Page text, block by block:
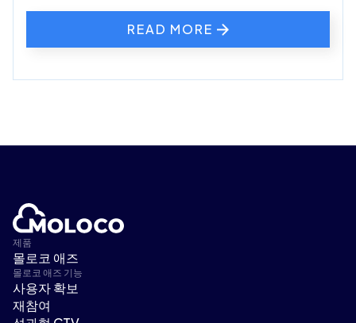
READ MORE
제품
몰로코 애즈
몰로코 애즈 기능
사용자 확보
재참여